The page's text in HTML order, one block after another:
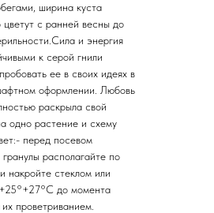
ширина куста
с ранней весны до
и энергия
к серой гнили
ее в своих идеях в
оформлении. Любовь
раскрыла свой
одно растение и схему
перед посевом
располагайте по
накройте стеклом или
до момента
проветриванием.